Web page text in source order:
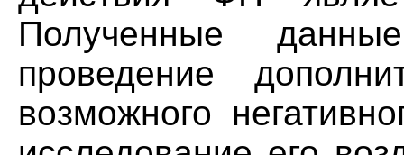
Полученные
проведение
возможного